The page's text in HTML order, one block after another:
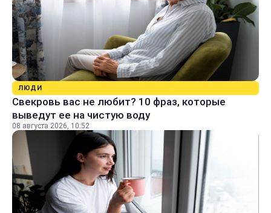
ЛЮДИ
Свекровь вас не любит? 10 фраз, которые
выведут ее на чистую воду
08 августа 2026, 10:52